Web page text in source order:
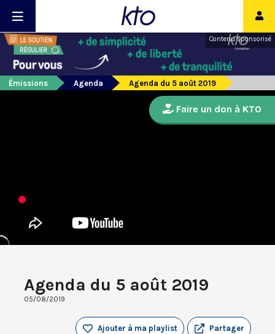
Contenu sponsorisé
Émissions Agenda Agenda du 5 août 2019
Agenda du 5 août 2019
05/08/2019
Partager
Ajouter à ma playlist
Faire un don à KTO